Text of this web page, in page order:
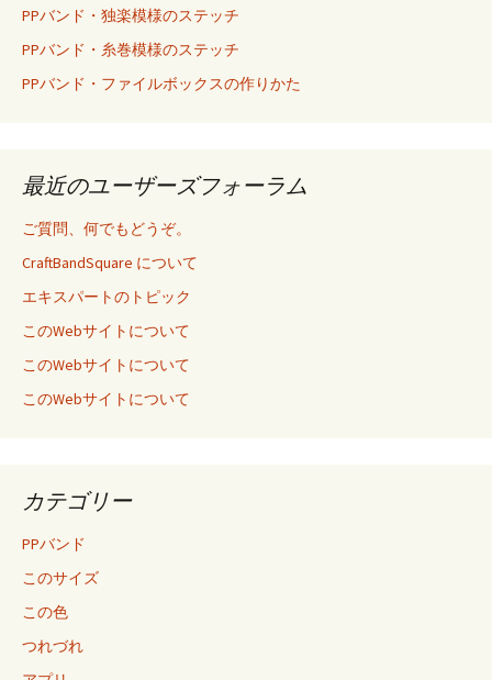
PPバンド・独楽模様のステッチ
PPバンド・糸巻模様のステッチ
PPバンド・ファイルボックスの作りかた
最近のユーザーズフォーラム
ご質問、何でもどうぞ。
CraftBandSquare について
エキスパートのトピック
このWebサイトについて
このWebサイトについて
このWebサイトについて
カテゴリー
PPバンド
このサイズ
この色
つれづれ